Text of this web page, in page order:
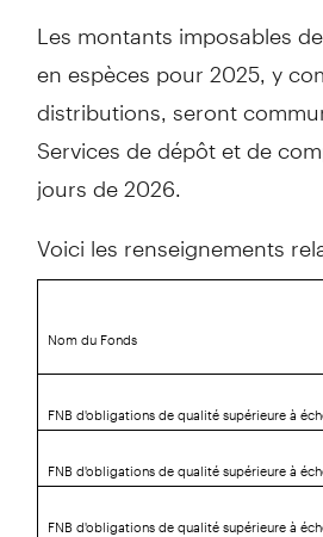
Les montants imposables
en espèces pour 2025, y
distributions, seront
Services de dépôt et de
jours de 2026.
Voici les renseignements
Nom du Fonds
FNB d'obligations de qualité supérieure à
FNB d'obligations de qualité supérieure à
FNB d'obligations de qualité supérieure à